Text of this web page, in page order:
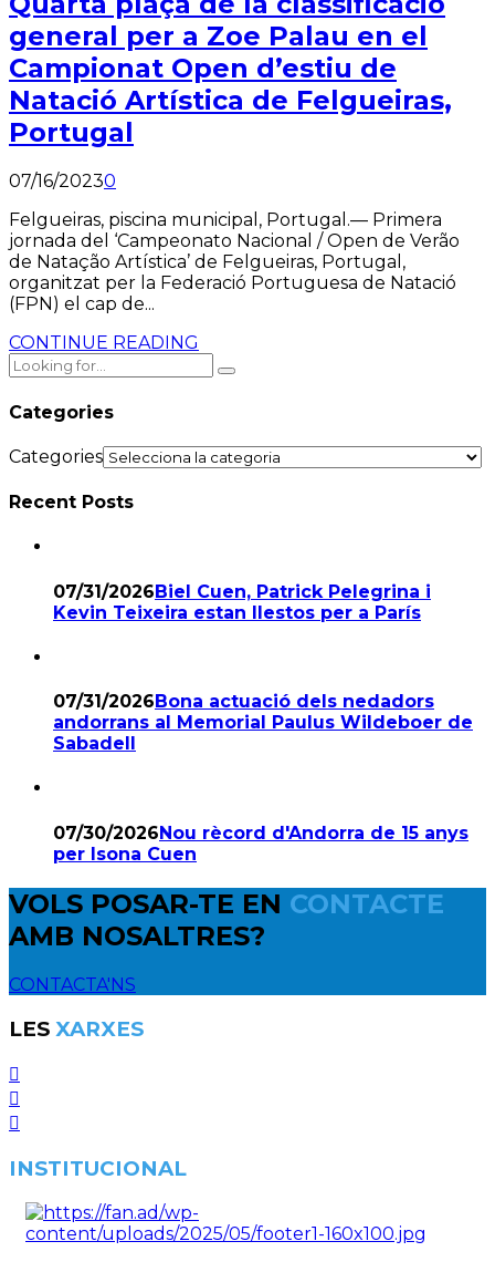
general per a Zoe Palau en el
Campionat Open d’estiu de
Natació Artística de Felgueiras,
Portugal
07/16/20230
Felgueiras, piscina municipal, Portugal.— Primera
jornada del ‘Campeonato Nacional / Open de Verão
de Natação Artística’ de Felgueiras, Portugal,
organitzat per la Federació Portuguesa de Natació
(FPN) el cap de...
CONTINUE READING
Categories
Categories
Recent Posts
07/31/2026Biel Cuen, Patrick Pelegrina i
Kevin Teixeira estan llestos per a París
07/31/2026Bona actuació dels nedadors
andorrans al Memorial Paulus Wildeboer de
Sabadell
07/30/2026Nou rècord d'Andorra de 15 anys
per Isona Cuen
VOLS POSAR-TE EN CONTACTE
AMB NOSALTRES?
CONTACTA'NS
LES XARXES
INSTITUCIONAL